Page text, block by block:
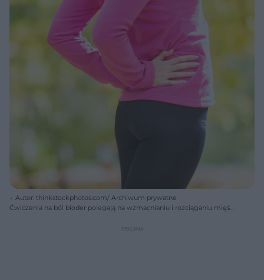
Autor: thinkstockphotos.com/ Archiwum prywatne
Ćwiczenia na ból bioder polegają na wzmacnianiu i rozciąganiu mięśni